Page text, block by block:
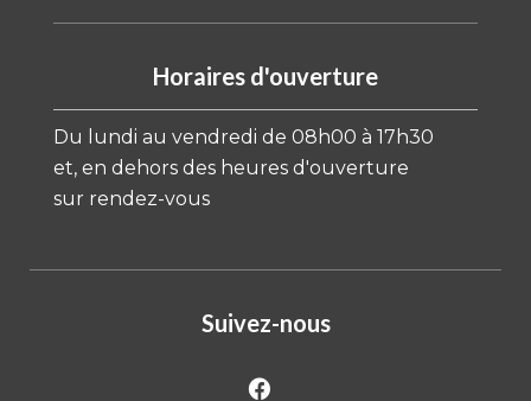
Horaires d'ouverture
Du lundi au vendredi de 08h00 à 17h30
et, en dehors des heures d'ouverture
sur rendez-vous
Suivez-nous